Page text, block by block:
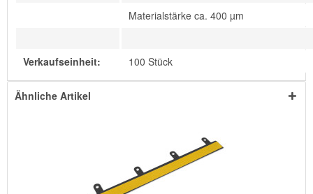
Materialstärke ca. 400 µm
Verkaufseinheit: 100 Stück
Ähnliche Artikel